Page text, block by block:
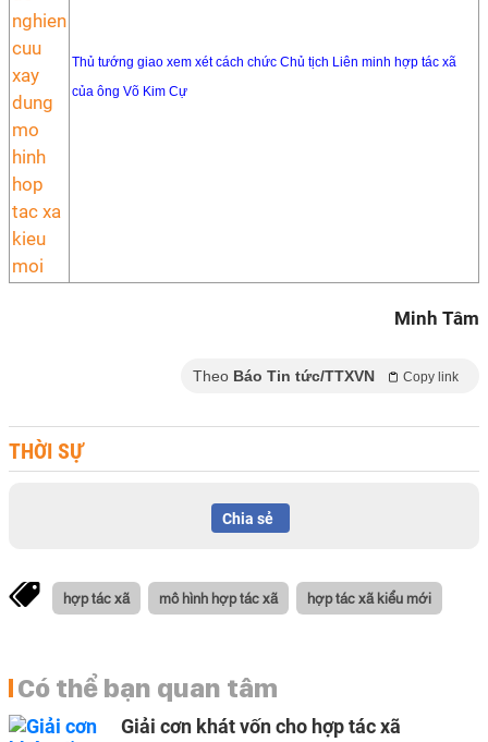
Thủ tướng giao xem xét cách chức Chủ tịch Liên minh hợp tác xã
của ông Võ Kim Cự
Minh Tâm
Theo Báo Tin tức/TTXVN Copy link
THỜI SỰ
Chia sẻ
hợp tác xã mô hình hợp tác xã hợp tác xã kiểu mới
Có thể bạn quan tâm
Giải cơn khát vốn cho hợp tác xã